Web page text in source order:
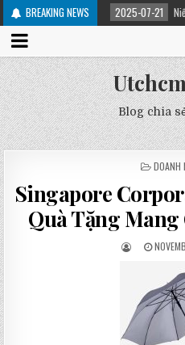
BREAKING NEWS
điều trị 2025-07-21 Niềng Răng
Blog chia
POSTED
DOANH
Singapore
Quà Tặng